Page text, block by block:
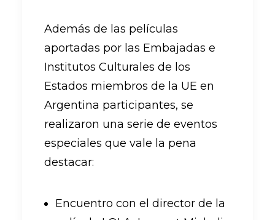
Además de las películas
aportadas por las Embajadas e
Institutos Culturales de los
Estados miembros de la UE en
Argentina participantes, se
realizaron una serie de eventos
especiales que vale la pena
destacar:
Encuentro con el director de la